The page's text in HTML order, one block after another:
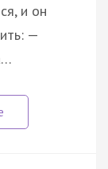
и он
—